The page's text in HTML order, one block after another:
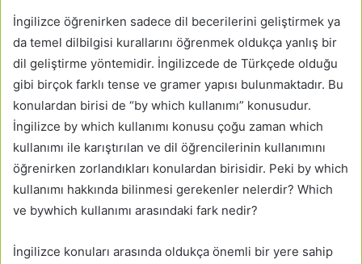
İngilizce öğrenirken sadece dil becerilerini geliştirmek ya
da temel dilbilgisi kurallarını öğrenmek oldukça yanlış bir
dil geliştirme yöntemidir. İngilizcede de Türkçede olduğu
gibi birçok farklı tense ve gramer yapısı bulunmaktadır. Bu
konulardan birisi de “by which kullanımı” konusudur.
İngilizce by which kullanımı konusu çoğu zaman which
kullanımı ile karıştırılan ve dil öğrencilerinin kullanımını
öğrenirken zorlandıkları konulardan birisidir. Peki by which
kullanımı hakkında bilinmesi gerekenler nelerdir? Which
ve bywhich kullanımı arasındaki fark nedir?
İngilizce konuları arasında oldukça önemli bir yere sahip